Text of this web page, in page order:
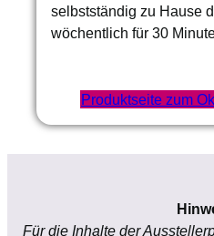
selbstständig zu Hause
wöchentlich für 30
Produktseite zum
Für die Inhalte der